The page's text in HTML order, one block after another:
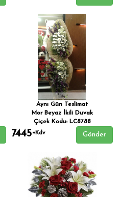
Aynı Gün Teslimat
Mor Beyaz İkili Duvak
Çiçek Kodu: LC8788
7445+Kdv Gönder